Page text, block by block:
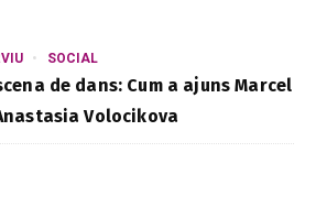
SOCIAL
de dans: Cum a ajuns Marcel
Volocikova